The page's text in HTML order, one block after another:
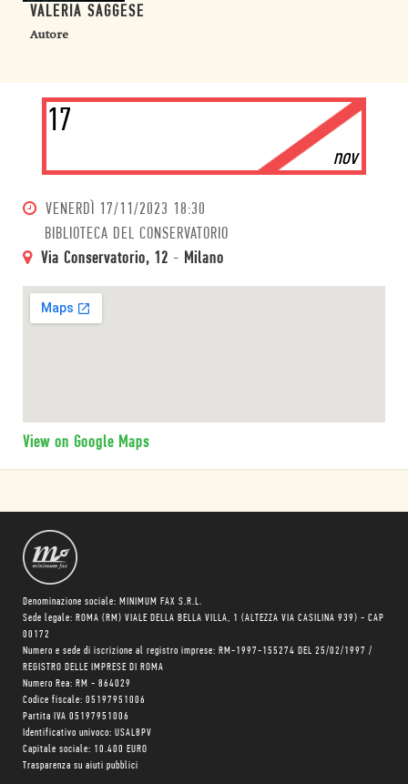
VALERIA SAGGESE
Autore
17
nov
VENERDÌ 17/11/2023 18:30
BIBLIOTECA DEL CONSERVATORIO
Via Conservatorio, 12 - Milano
View on Google Maps
Denominazione sociale: MINIMUM FAX S.R.L.
Sede legale: ROMA (RM) VIALE DELLA BELLA VILLA, 1 (ALTEZZA VIA CASILINA 939) - CAP
00172
Numero e sede di iscrizione al registro imprese: RM-1997-155274 DEL 25/02/1997 /
REGISTRO DELLE IMPRESE DI ROMA
Numero Rea: RM - 864029
Codice fiscale: 05197951006
Partita IVA 05197951006
Identificativo univoco: USAL8PV
Capitale sociale: 10.400 EURO
Trasparenza su aiuti pubblici